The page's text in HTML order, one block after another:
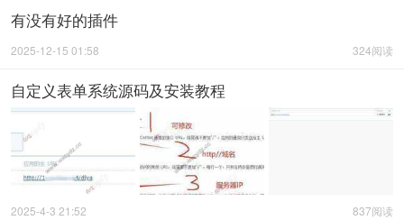
有没有好的插件
324阅读
2025-12-15 01:58
自定义表单系统源码及安装教程
837阅读
2025-4-3 21:52